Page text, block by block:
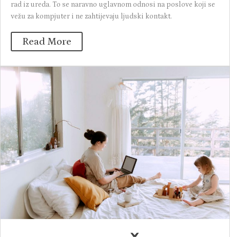
rad iz ureda. To se naravno uglavnom odnosi na poslove koji se
vežu za kompjuter i ne zahtijevaju ljudski kontakt.
Read More